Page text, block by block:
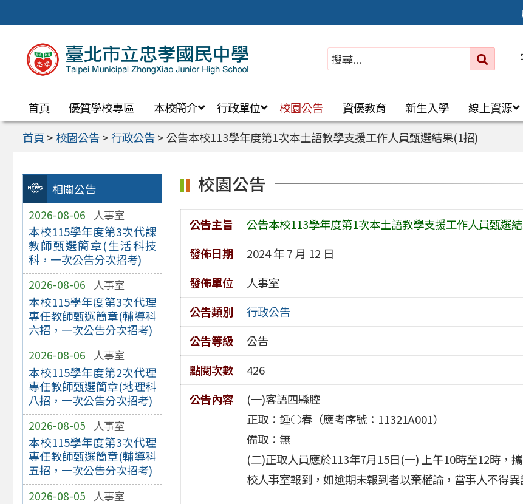
至
區
搜
首頁 優質學校專區 本校簡介 行政單位 校園公告 資優教育 新生入學 線上資源
首頁 > 校園公告> 行政公告>公告本校113學年度第1次本土語教學支援工作人員甄選結果(1招)
相關公告
2026-08-06 人事室
本校115學年度第3次代課
教師甄選簡章(生活科技
科，一次公告分次招考)
2026-08-06 人事室
本校115學年度第3次代理
專任教師甄選簡章(輔導科
六招，一次公告分次招考)
2026-08-06 人事室
本校115學年度第2次代理
專任教師甄選簡章(地理科
八招，一次公告分次招考)
2026-08-05 人事室
本校115學年度第3次代理
專任教師甄選簡章(輔導科
五招，一次公告分次招考)
2026-08-05 人事室
校園公告
公告主旨
公告本校113學年度第1次本土語教學支援工作人員甄選
發佈日期
2024 年 7 月 12 日
發佈單位
人事室
公告類別
行政公告
公告等級
公告
點閱次數
426
公告內容
(一)客語四縣腔
正取：鍾○春（應考序號：11321A001）
備取：無
(二)正取人員應於113年7月15日(一) 上午10時至12時，
校人事室報到，如逾期未報到者以棄權論，當事人不得異